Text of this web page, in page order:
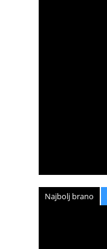
Najbolj brano